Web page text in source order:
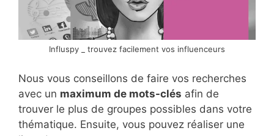
Influspy _ trouvez facilement vos influenceurs
Nous vous conseillons de faire vos recherches
avec un maximum de mots-clés afin de
trouver le plus de groupes possibles dans votre
thématique. Ensuite, vous pouvez réaliser une